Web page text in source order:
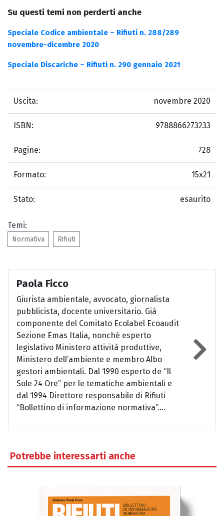
Su questi temi non perderti anche
Speciale Codice ambientale – Rifiuti n. 288/289
novembre-dicembre 2020
Speciale Discariche – Rifiuti n. 290 gennaio 2021
Uscita: novembre 2020
ISBN: 9788866273233
Pagine: 728
Formato: 15x21
Stato: esaurito
Temi:
Normativa Rifiuti
Paola Ficco
Giurista ambientale, avvocato, giornalista
pubblicista, docente universitario. Già
componente del Comitato Ecolabel Ecoaudit
Sezione Emas Italia, nonché esperto
legislativo Ministero attività produttive,
Ministero dell’ambiente e membro Albo
gestori ambientali. Dal 1990 esperto de “Il
Sole 24 Ore” per le tematiche ambientali e
dal 1994 Direttore responsabile di Rifiuti
“Bollettino di informazione normativa”....
Potrebbe interessarti anche